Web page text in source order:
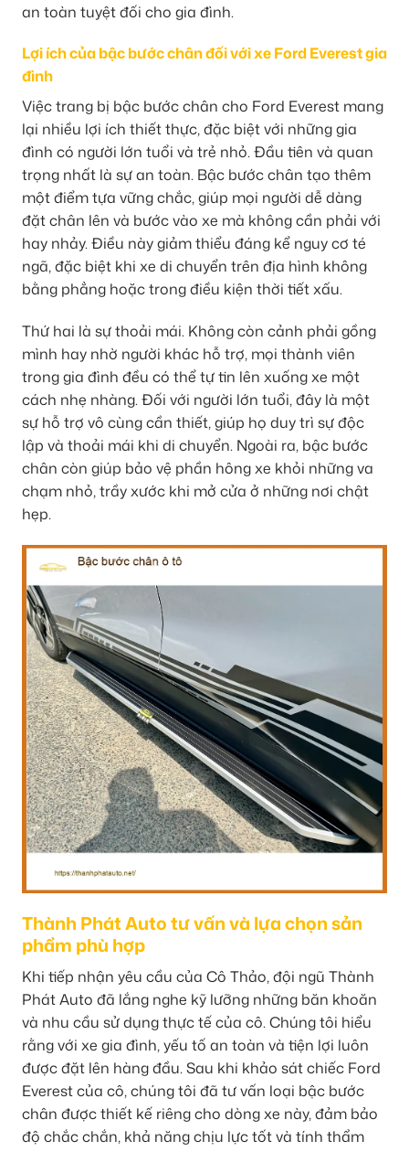
an toàn tuyệt đối cho gia đình.
Lợi ích của bậc bước chân đối với xe Ford Everest gia
đình
Việc trang bị bậc bước chân cho Ford Everest mang
lại nhiều lợi ích thiết thực, đặc biệt với những gia
đình có người lớn tuổi và trẻ nhỏ. Đầu tiên và quan
trọng nhất là sự an toàn. Bậc bước chân tạo thêm
một điểm tựa vững chắc, giúp mọi người dễ dàng
đặt chân lên và bước vào xe mà không cần phải với
hay nhảy. Điều này giảm thiểu đáng kể nguy cơ té
ngã, đặc biệt khi xe di chuyển trên địa hình không
bằng phẳng hoặc trong điều kiện thời tiết xấu.
Thứ hai là sự thoải mái. Không còn cảnh phải gồng
mình hay nhờ người khác hỗ trợ, mọi thành viên
trong gia đình đều có thể tự tin lên xuống xe một
cách nhẹ nhàng. Đối với người lớn tuổi, đây là một
sự hỗ trợ vô cùng cần thiết, giúp họ duy trì sự độc
lập và thoải mái khi di chuyển. Ngoài ra, bậc bước
chân còn giúp bảo vệ phần hông xe khỏi những va
chạm nhỏ, trầy xước khi mở cửa ở những nơi chật
hẹp.
Thành Phát Auto tư vấn và lựa chọn sản
phẩm phù hợp
Khi tiếp nhận yêu cầu của Cô Thảo, đội ngũ Thành
Phát Auto đã lắng nghe kỹ lưỡng những băn khoăn
và nhu cầu sử dụng thực tế của cô. Chúng tôi hiểu
rằng với xe gia đình, yếu tố an toàn và tiện lợi luôn
được đặt lên hàng đầu. Sau khi khảo sát chiếc Ford
Everest của cô, chúng tôi đã tư vấn loại bậc bước
chân được thiết kế riêng cho dòng xe này, đảm bảo
độ chắc chắn, khả năng chịu lực tốt và tính thẩm